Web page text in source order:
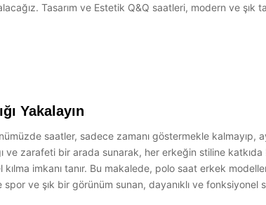
Tasarım ve Estetik Q&Q saatleri, modern ve
Yakalayın
saatler, sadece zamanı göstermekle
ve zarafeti bir arada sunarak, her erkeğin stiline
imkanı tanır. Bu makalede, polo saat erkek
ve şık bir görünüm sunan, dayanıklı ve